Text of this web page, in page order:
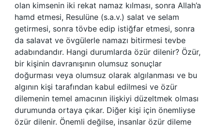
olan kimsenin iki rekat namaz kılması, sonra Allah’a
hamd etmesi, Resulüne (s.a.v.) salat ve selam
getirmesi, sonra tövbe edip istiğfar etmesi, sonra
da salavat ve övgülerle namazı bitirmesi tevbe
adabındandır. Hangi durumlarda özür dilenir? Özür,
bir kişinin davranışının olumsuz sonuçlar
doğurması veya olumsuz olarak algılanması ve bu
algının kişi tarafından kabul edilmesi ve özür
dilemenin temel amacının ilişkiyi düzeltmek olması
durumunda ortaya çıkar. Diğer kişi için önemliyse
özür dilenir. Önemli değilse, insanlar özür dileme